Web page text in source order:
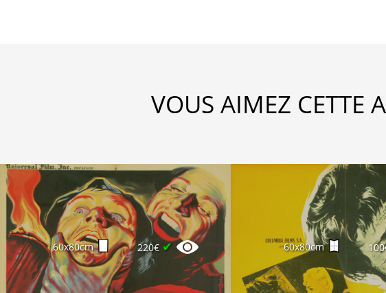
VOUS AIMEZ CETTE
60x80cm 220€ ✔ 60x80cm